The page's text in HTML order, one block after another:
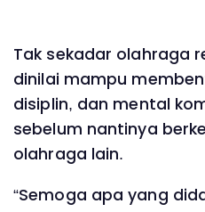
Tak sekadar olahraga
dinilai mampu
disiplin, dan mental
sebelum nantinya
olahraga lain.
“Semoga apa yang